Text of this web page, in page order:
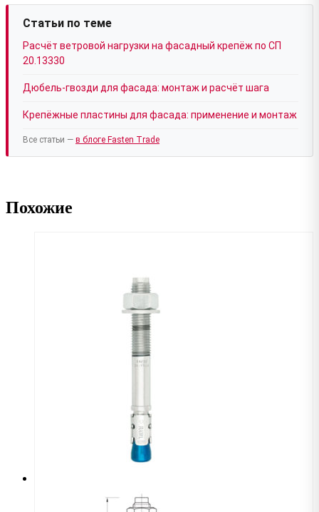
Статьи по теме
Расчёт ветровой нагрузки на фасадный крепёж по СП
20.13330
Дюбель-гвозди для фасада: монтаж и расчёт шага
Крепёжные пластины для фасада: применение и монтаж
Все статьи — в блоге Fasten Trade
Похожие